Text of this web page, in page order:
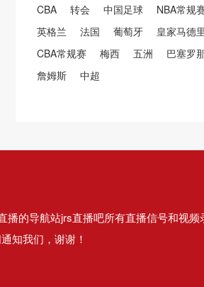
CBA
转会 中国足球
NBA常规
英格兰
法国 葡萄牙
皇家马德里
CBA常规赛
梅西 五洲 巴塞罗
詹姆斯
中超
的导航站jrs直播吧所有直播信号和视频
知我们，谢谢！